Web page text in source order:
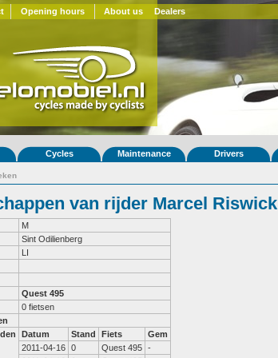
Opening hours About us Dealers
Cycles Maintenance Drivers
van rijder Marcel Riswick
M
Sint Odilienberg
LI
Quest 495
0 fietsen
Datum Stand Fiets
Gem
2011-04-16 0 Quest 495 -